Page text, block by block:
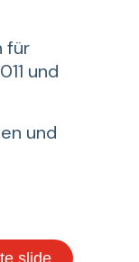
für
und
und
slide